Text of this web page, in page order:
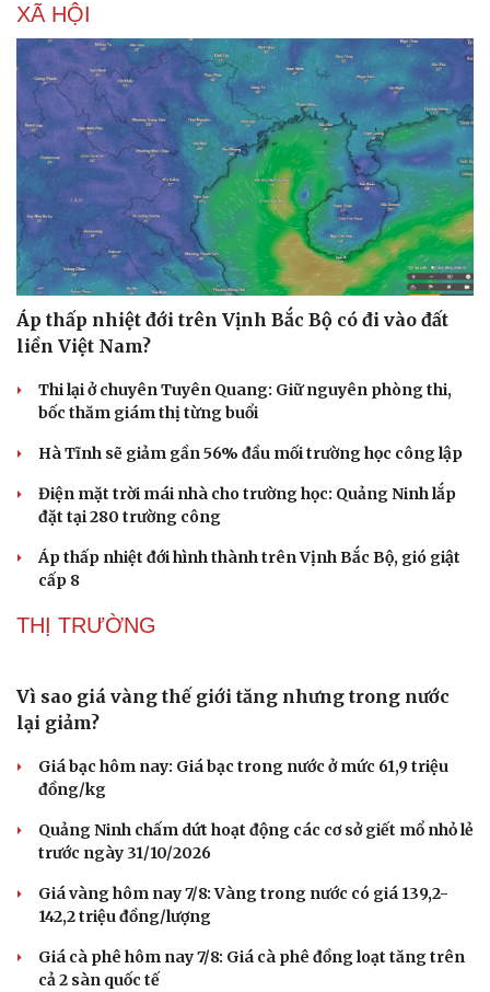
Doanh nghiệp
Thông tin doanh nghiệp
Doanh nghiệp 24h
Doanh nhân
Vì cộng đồng
Sành điệu
Tin Công nghệ
Trải nghiệm
Chuyển đổi số
XÃ HỘI
Áp thấp nhiệt đới trên Vịnh Bắc Bộ có đi vào đất
liền Việt Nam?
Thi lại ở chuyên Tuyên Quang: Giữ nguyên phòng thi,
bốc thăm giám thị từng buổi
Hà Tĩnh sẽ giảm gần 56% đầu mối trường học công lập
Điện mặt trời mái nhà cho trường học: Quảng Ninh lắp
đặt tại 280 trường công
Áp thấp nhiệt đới hình thành trên Vịnh Bắc Bộ, gió giật
cấp 8
THỊ TRƯỜNG
Vì sao giá vàng thế giới tăng nhưng trong nước
lại giảm?